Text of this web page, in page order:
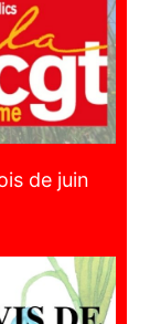
de juin